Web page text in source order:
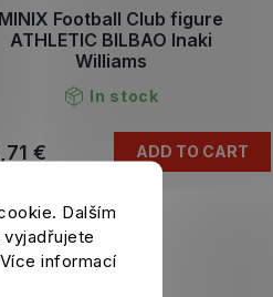
Dalším
informací
MINIX Football Club figure
ATHLETIC BILBAO Inaki
Williams
In stock
€ ADD TO CART
i
s